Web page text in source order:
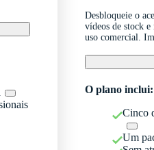
Desbloqueie o
vídeos de stock
uso comercial.
O plano inclui:
Cinco
Um